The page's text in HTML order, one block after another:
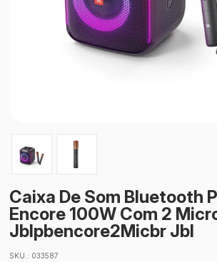
Caixa De Som Bluetooth
Encore 100W Com 2
Jblpbencore2Micbr Jbl
SKU.: 033587